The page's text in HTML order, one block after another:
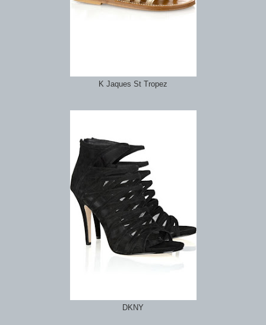
K Jaques St Tropez
DKNY